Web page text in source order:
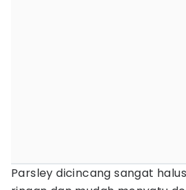
Parsley dicincang sangat